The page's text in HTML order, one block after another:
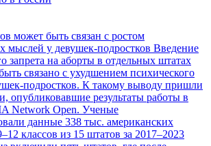
может быть связан с ростом
мыслей у девушек-подростков Введение
запрета на аборты в отдельных штатах
связано с ухудшением психического
подростков. К такому выводу пришли
опубликовавшие результаты работы в
Network Open. Ученые
данные 338 тыс. американских
классов из 15 штатов за 2017–2023